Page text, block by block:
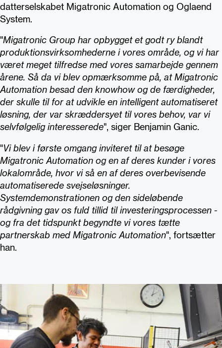
datterselskabet Migatronic Automation og Oglaend
System.
"Migatronic Group har opbygget et godt ry blandt
produktionsvirksomhederne i vores område, og vi har
været meget tilfredse med vores samarbejde gennem
årene. Så da vi blev opmærksomme på, at Migatronic
Automation besad den knowhow og de færdigheder,
der skulle til for at udvikle en intelligent automatiseret
løsning, der var skræddersyet til vores behov, var vi
selvfølgelig interesserede", siger Benjamin Ganic.
"Vi blev i første omgang inviteret til at besøge
Migatronic Automation og en af deres kunder i vores
lokalområde, hvor vi så en af deres overbevisende
automatiserede svejseløsninger.
Systemdemonstrationen og den sideløbende
rådgivning gav os fuld tillid til investeringsprocessen -
og fra det tidspunkt begyndte vi vores tætte
partnerskab med Migatronic Automation", fortsætter
han.